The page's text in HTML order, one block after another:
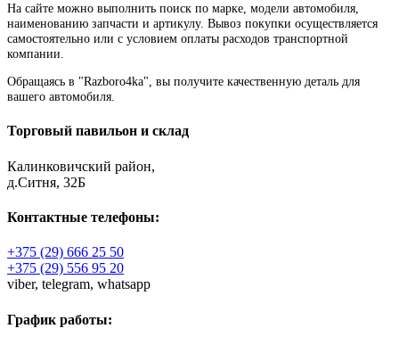
На сайте можно выполнить поиск по марке, модели автомобиля,
наименованию запчасти и артикулу. Вывоз покупки осуществляется
самостоятельно или с условием оплаты расходов транспортной
компании.
Обращаясь в "Razboro4ka", вы получите качественную деталь для
вашего автомобиля.
Торговый павильон и склад
Калинковичский район,
д.Ситня, 32Б
Контактные телефоны:
+375 (29) 666 25 50
+375 (29) 556 95 20
viber, telegram, whatsapp
График работы: